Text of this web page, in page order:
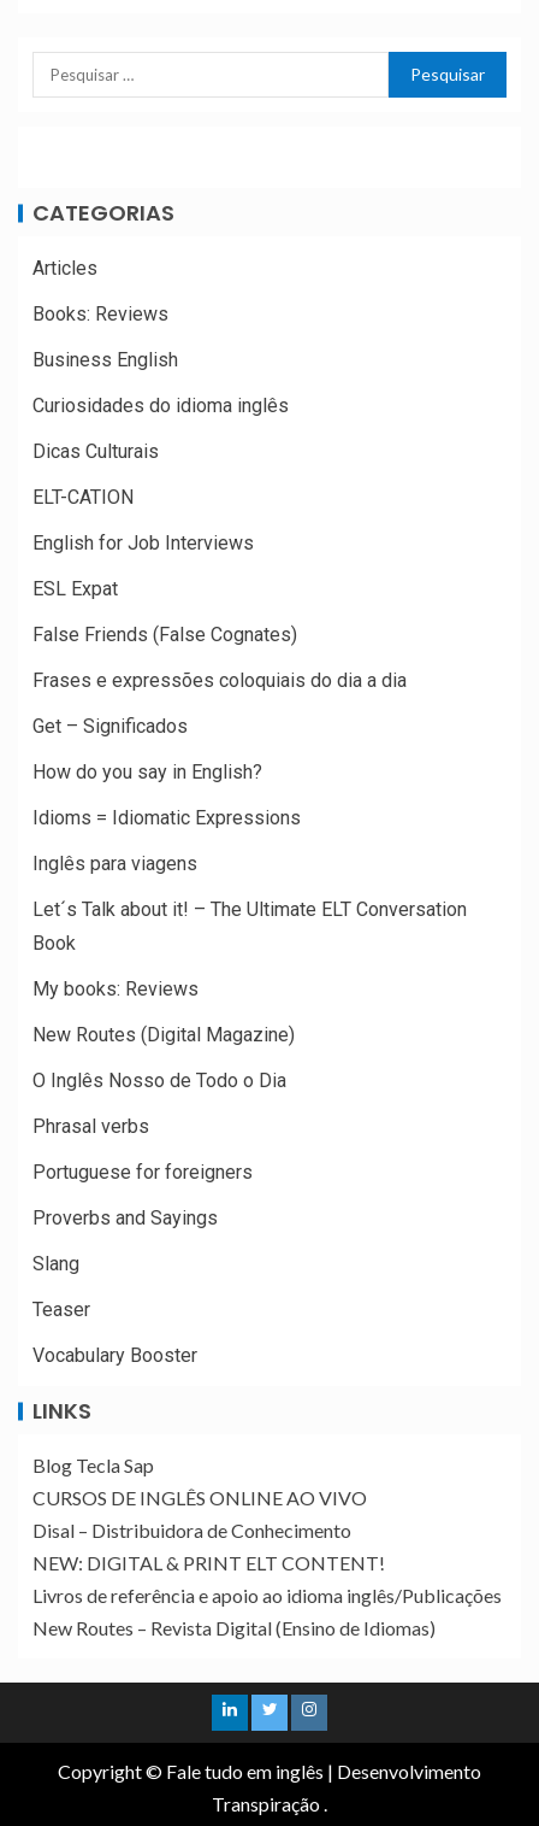
CATEGORIAS
Articles
Books: Reviews
Business English
Curiosidades do idioma inglês
Dicas Culturais
ELT-CATION
English for Job Interviews
ESL Expat
False Friends (False Cognates)
Frases e expressões coloquiais do dia a dia
Get – Significados
How do you say in English?
Idioms = Idiomatic Expressions
Inglês para viagens
Let´s Talk about it! – The Ultimate ELT Conversation
Book
My books: Reviews
New Routes (Digital Magazine)
O Inglês Nosso de Todo o Dia
Phrasal verbs
Portuguese for foreigners
Proverbs and Sayings
Slang
Teaser
Vocabulary Booster
LINKS
Blog Tecla Sap
CURSOS DE INGLÊS ONLINE AO VIVO
Disal – Distribuidora de Conhecimento
NEW: DIGITAL & PRINT ELT CONTENT!
Livros de referência e apoio ao idioma inglês/Publicações
New Routes – Revista Digital (Ensino de Idiomas)
Copyright © Fale tudo em inglês | Desenvolvimento
Transpiração.